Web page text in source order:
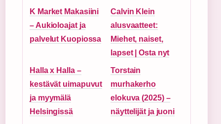
K Market Makasiini
– Aukioloajat ja
palvelut Kuopiossa
Calvin Klein
alusvaatteet:
Miehet, naiset,
lapset | Osta nyt
Halla x Halla –
kestävät uimapuvut
ja myymälä
Helsingissä
Torstain
murhakerho
elokuva (2025) –
näyttelijät ja juoni